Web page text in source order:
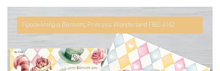
Προσκλητήριο Βάπτισης Princess Wonderland ΠΒ2-4162